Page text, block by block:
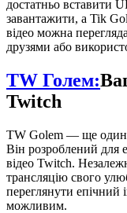
достатньо вставити
завантажити, а Tik
відео можна
друзями або
TW Голем:
Twitch
TW Golem — ще один
Він розроблений для
відео Twitch.
трансляцію свого
переглянути
можливим.